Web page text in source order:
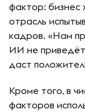
фактор: бизнес
отрасль
кадров. «Нам
ИИ не
даст
Кроме того, в
факторов